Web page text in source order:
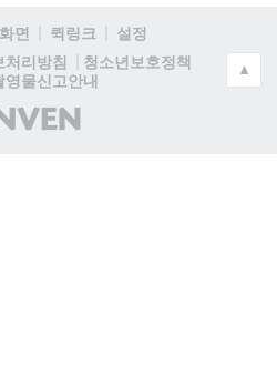
면 퀵링크
설정
처리방침
청소년보호정책
영물신고안내
(주)
인
▲